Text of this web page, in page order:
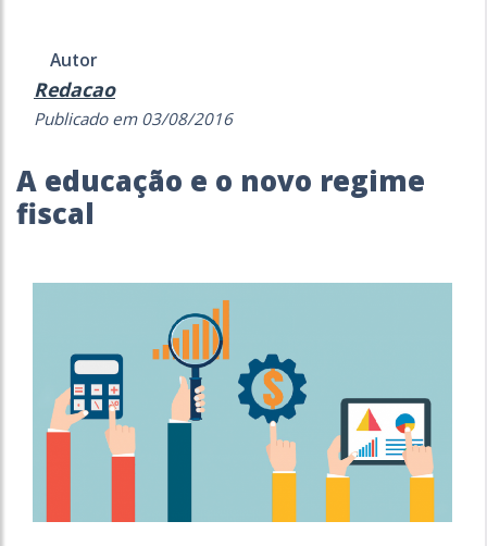
Autor
Redacao
Publicado em 03/08/2016
A educação e o novo regime
fiscal